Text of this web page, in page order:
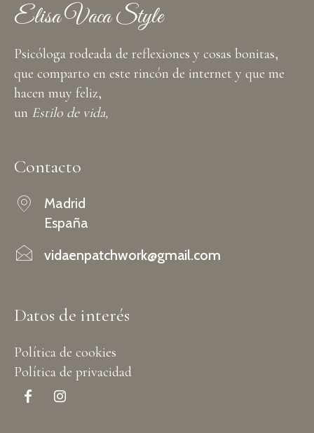
Elisa Vaca Style
Psicóloga rodeada de reflexiones y cosas bonitas,
que comparto en este rincón de internet y que me
hacen muy feliz,
un Estilo de vida,
Contacto
Madrid
España
vidaenpatchwork@gmail.com
Datos de interés
Política de cookies
Política de privacidad